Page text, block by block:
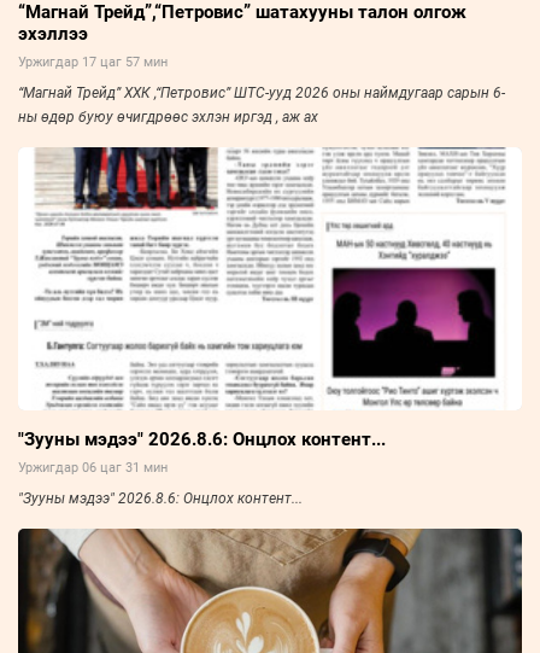
“Магнай Трейд”,“Петровис” шатахууны талон олгож
эхэллээ
Уржигдар 17 цаг 57 мин
“Магнай Трейд” ХХК ,“Петровис” ШТС-ууд 2026 оны наймдугаар сарын 6-
ны өдөр буюу өчигдрөөс эхлэн иргэд , аж ах
"Зууны мэдээ" 2026.8.6: Онцлох контент...
Уржигдар 06 цаг 31 мин
"Зууны мэдээ" 2026.8.6: Онцлох контент...